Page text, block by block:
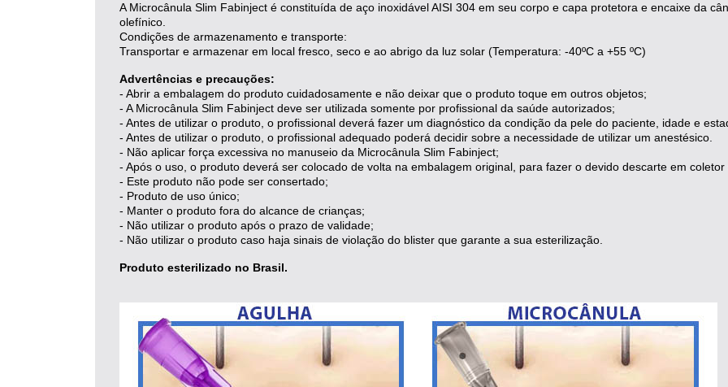
A Microcânula Slim Fabinject é constituída de aço inoxidável AISI 304 em seu corpo e capa protetora e encaixe da
olefínico.
Condições de armazenamento e transporte:
Transportar e armazenar em local fresco, seco e ao abrigo da luz solar (Temperatura: -40ºC a +55 ºC)
Advertências e precauções:
- Abrir a embalagem do produto cuidadosamente e não deixar que o produto toque em outros objetos;
- A Microcânula Slim Fabinject deve ser utilizada somente por profissional da saúde autorizados;
- Antes de utilizar o produto, o profissional deverá fazer um diagnóstico da condição da pele do paciente, idade e
- Antes de utilizar o produto, o profissional adequado poderá decidir sobre a necessidade de utilizar um anestésico.
- Não aplicar força excessiva no manuseio da Microcânula Slim Fabinject;
- Após o uso, o produto deverá ser colocado de volta na embalagem original, para fazer o devido descarte em
- Este produto não pode ser consertado;
- Produto de uso único;
- Manter o produto fora do alcance de crianças;
- Não utilizar o produto após o prazo de validade;
- Não utilizar o produto caso haja sinais de violação do blister que garante a sua esterilização.
Produto esterilizado no Brasil.